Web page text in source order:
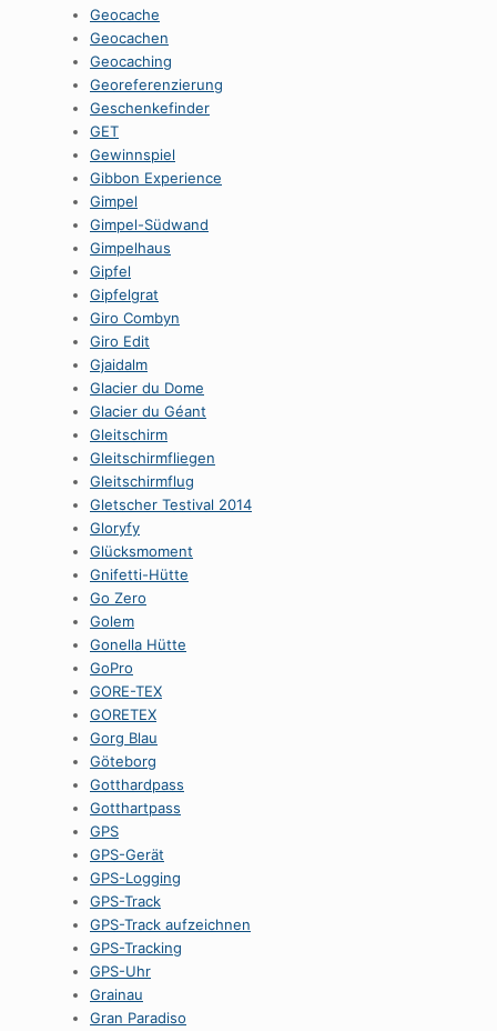
Geocache
Geocachen
Geocaching
Georeferenzierung
Geschenkefinder
GET
Gewinnspiel
Gibbon Experience
Gimpel
Gimpel-Südwand
Gimpelhaus
Gipfel
Gipfelgrat
Giro Combyn
Giro Edit
Gjaidalm
Glacier du Dome
Glacier du Géant
Gleitschirm
Gleitschirmfliegen
Gleitschirmflug
Gletscher Testival 2014
Gloryfy
Glücksmoment
Gnifetti-Hütte
Go Zero
Golem
Gonella Hütte
GoPro
GORE-TEX
GORETEX
Gorg Blau
Göteborg
Gotthardpass
Gotthartpass
GPS
GPS-Gerät
GPS-Logging
GPS-Track
GPS-Track aufzeichnen
GPS-Tracking
GPS-Uhr
Grainau
Gran Paradiso